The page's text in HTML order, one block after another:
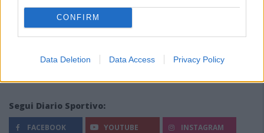
CONFIRM
Data Deletion Data Access Privacy Policy
Segui Diario Sportivo:
FACEBOOK YOUTUBE INSTAGRAM